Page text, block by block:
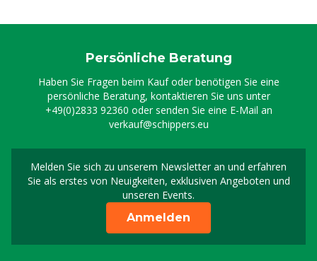
Persönliche Beratung
Haben Sie Fragen beim Kauf oder benötigen Sie eine
persönliche Beratung, kontaktieren Sie uns unter
+49(0)2833 92360 oder senden Sie eine E-Mail an
verkauf@schippers.eu
Melden Sie sich zu unserem Newsletter an und erfahren
Sie als erstes von Neuigkeiten, exklusiven Angeboten und
unseren Events.
Melden Sie sich für
Anmelden